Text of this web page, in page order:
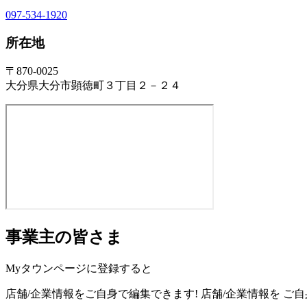
097-534-1920
所在地
〒870-0025
大分県大分市顕徳町３丁目２－２４
事業主の皆さま
Myタウンページに登録すると
店舗/企業情報をご自身で編集できます! 店舗/企業情報を ご